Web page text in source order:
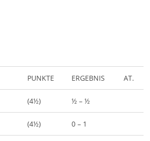
PUNKTE ERGEBNIS AT.
(4½) ½ – ½
(4½) 0 – 1